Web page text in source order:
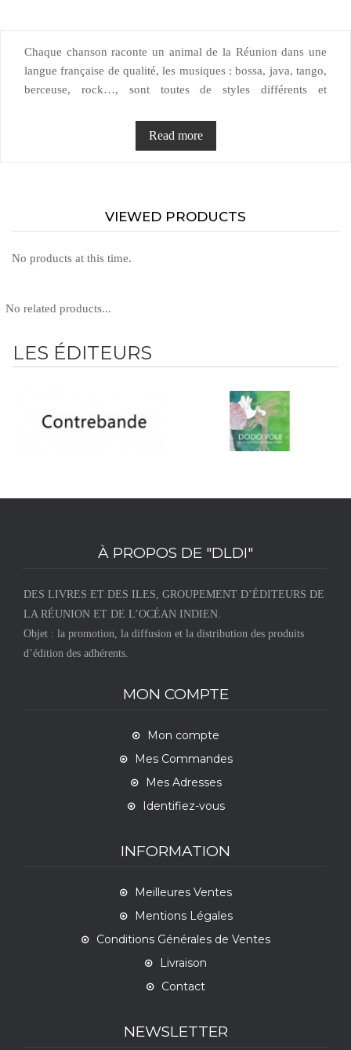
Chaque chanson raconte un animal de la Réunion dans une
langue française de qualité, les musiques : bossa, java, tango,
berceuse, rock…, sont toutes de styles différents et
Zébulo éditions
978-2-9540058-0-5
Format :20 x 25 cm
Pagination :24 pages
Livre souple, dos carré collé, livré avec un CD.
Read more
VIEWED PRODUCTS
No products at this time.
No related products...
LES ÉDITEURS
À PROPOS DE "DLDI"
DES LIVRES ET DES ILES, GROUPEMENT D’ÉDITEURS DE
LA RÉUNION ET DE L’OCÉAN INDIEN.
Objet : la promotion, la diffusion et la distribution des produits
d’édition des adhérents.
MON COMPTE
Mon compte
Mes Commandes
Mes Adresses
Identifiez-vous
INFORMATION
Meilleures Ventes
Mentions Légales
Conditions Générales de Ventes
Livraison
Contact
NEWSLETTER